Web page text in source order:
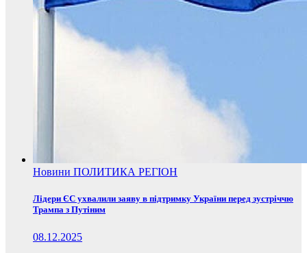
Новини ПОЛИТИКА РЕГІОН
Лідери ЄС ухвалили заяву в підтримку України перед зустріччю
Трампа з Путіним
08.12.2025